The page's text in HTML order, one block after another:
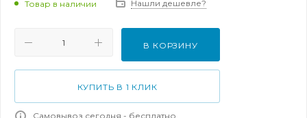
Товар в наличии Нашли дешевле?
В КОРЗИНУ
КУПИТЬ В 1 КЛИК
Самовывоз сегодня - бесплатно